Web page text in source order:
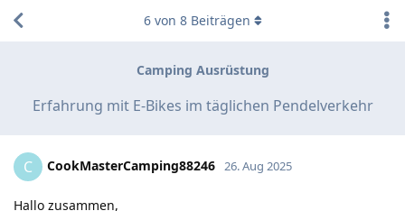
Camping Ausrüstung
Erfahrung mit E-Bikes im täglichen Pendelverkehr
6von 8Beiträgen
C CookMasterCamping88246 26. Aug 2025
Hallo zusammen,